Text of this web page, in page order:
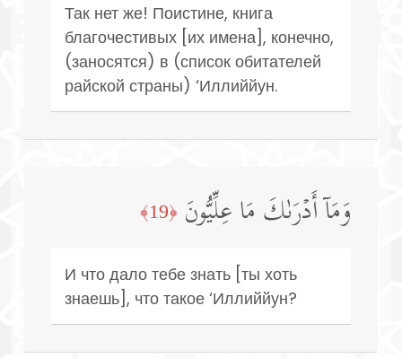
Так нет же! Поистине, книга
благочестивых [их имена], конечно,
(заносятся) в (список обитателей
райской страны) ‘Иллиййун.
وَمَاۤ أَدۡرَىٰكَ مَا عِلِّیُّونَ ﴿19﴾
И что дало тебе знать [ты хоть
знаешь], что такое ‘Иллиййун?